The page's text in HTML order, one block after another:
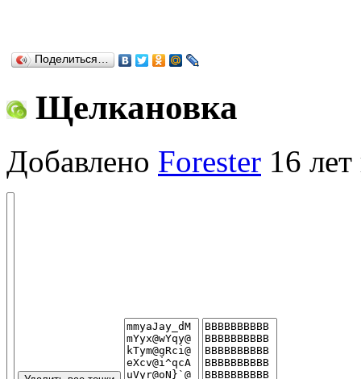
Поделиться…
Щелкановка
Добавлено Forester 16 лет